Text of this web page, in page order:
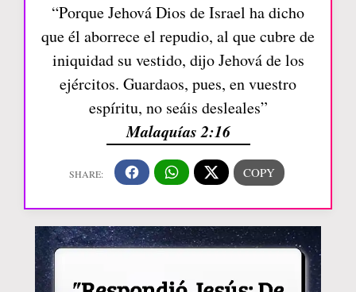
“Porque Jehová Dios de Israel ha dicho
que él aborrece el repudio, al que cubre de
iniquidad su vestido, dijo Jehová de los
ejércitos. Guardaos, pues, en vuestro
espíritu, no seáis desleales”
Malaquías 2:16